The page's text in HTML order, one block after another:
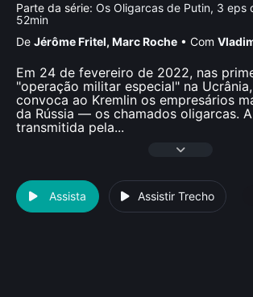
Parte da série: Os Oligarcas de Putin, 3 eps
52min
De Jérôme Fritel, Marc Roche • Com
Em 24 de fevereiro de 2022, nas
"operação militar especial" na
convoca ao Kremlin os empresários
da Rússia — os chamados oligarcas.
transmitida pela...
Assista Assistir Trecho